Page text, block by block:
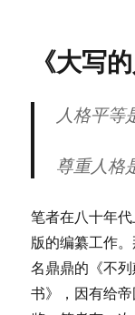
《大写
人格平等
尊重人格
笔者在八十年
版的编纂工作
名鼎鼎的《不
书》，因有给